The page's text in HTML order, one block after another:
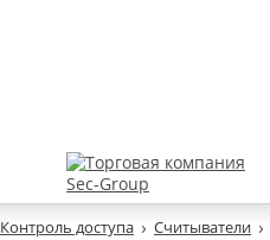
Контроль доступа Считыватели